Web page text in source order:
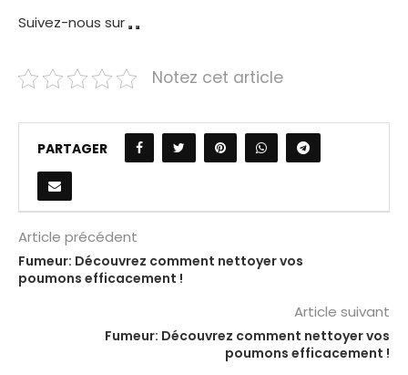
Suivez-nous sur
Notez cet article
PARTAGER
Article précédent
Fumeur: Découvrez comment nettoyer vos
poumons efficacement !
Article suivant
Fumeur: Découvrez comment nettoyer vos
poumons efficacement !